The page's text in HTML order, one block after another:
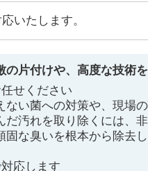
いたします。
の片付けや、高度な技術
せください
い菌への対策や、現場
汚れを取り除くには、
な臭いを根本から除去
応します